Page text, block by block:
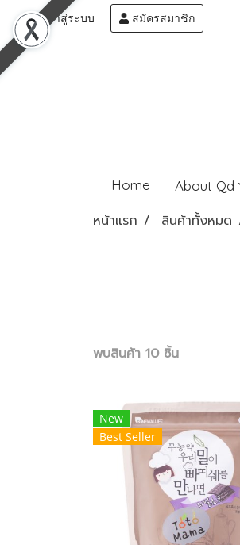
เข้าสู่ระบบ สมัครสมาชิก
Home About Qd
หน้าแรก สินค้าทั้งหมด
พบสินค้า 10 ชิ้น
New
Best Seller